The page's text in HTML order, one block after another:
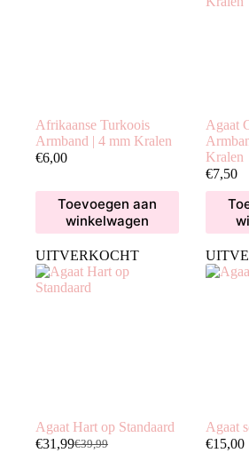
Afrikaanse Turkoois
Armband | 4 mm Kralen
€6,00
Toevoegen aan
winkelwagen
Agaat
Kralen
€7,50
UITVERKOCHT
Agaat Hart op Standaard
€39,99
€31,99
Agaat
€15,00